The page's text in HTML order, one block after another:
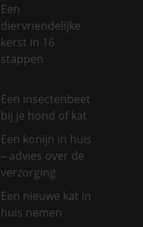
Een
diervriendelijke
kerst in 16
stappen
Een insectenbeet
bij je hond of kat
Een konijn in huis
– advies over de
verzorging
Een nieuwe kat in
huis nemen